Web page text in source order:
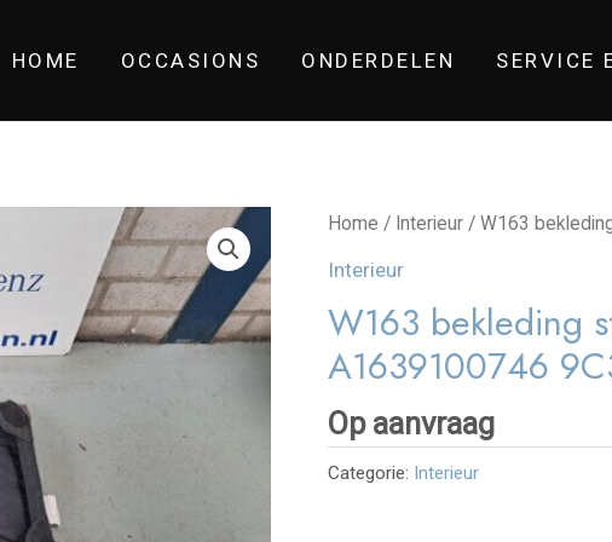
HOME OCCASIONS ONDERDELEN SERVICE
Home / Interieur / W163
Interieur
W163 bekleding
A1639100746
Op aanvraag
Categorie: Interieur